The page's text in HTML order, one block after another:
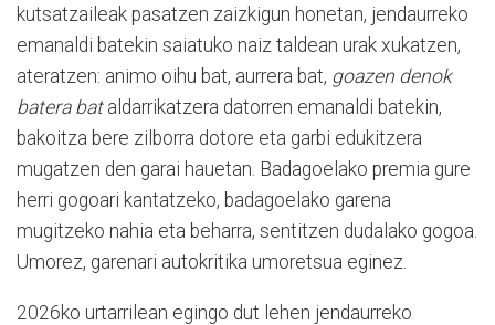
kutsatzaileak pasatzen zaizkigun honetan, jendaurreko
emanaldi batekin saiatuko naiz taldean urak xukatzen,
ateratzen: animo oihu bat, aurrera bat, goazen denok
batera bataldarrikatzera datorren emanaldi batekin,
bakoitza bere zilborra dotore eta garbi edukitzera
mugatzen den garai hauetan. Badagoelako premia gure
herri gogoari kantatzeko, badagoelako garena
mugitzeko nahia eta beharra, sentitzen dudalako gogoa.
Umorez, garenari autokritika umoretsua eginez.
2026ko urtarrilean egingo dut lehen jendaurreko